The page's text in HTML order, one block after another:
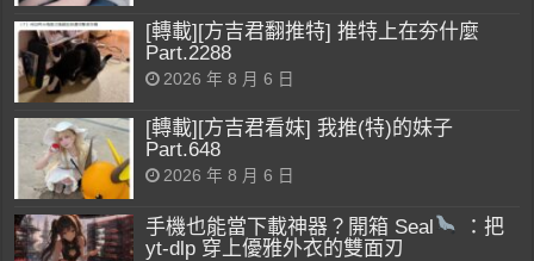
[轉載][方吉君翻推特] 推特上在夯什麼
Part.2288
2026 年 8 月 6 日
[轉載][方吉君看妹] 我推(特)的妹子
Part.648
2026 年 8 月 6 日
手機也能當下載神器？開箱 Seal
：把
yt-dlp 穿上優雅外衣的雙面刃